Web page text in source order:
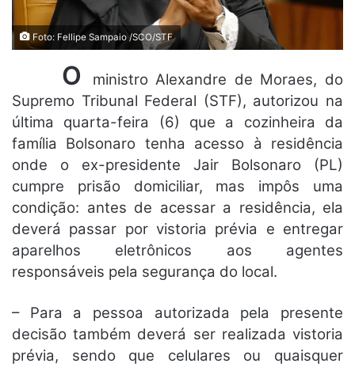
Foto: Fellipe Sampaio /SCO/STF
O
ministro Alexandre de Moraes, do
Supremo Tribunal Federal (STF), autorizou na
última quarta-feira (6) que a cozinheira da
família Bolsonaro tenha acesso à residência
onde o ex-presidente Jair Bolsonaro (PL)
cumpre prisão domiciliar, mas impôs uma
condição: antes de acessar a residência, ela
deverá passar por vistoria prévia e entregar
aparelhos eletrônicos aos agentes
responsáveis pela segurança do local.
– Para a pessoa autorizada pela presente
decisão também deverá ser realizada vistoria
prévia, sendo que celulares ou quaisquer